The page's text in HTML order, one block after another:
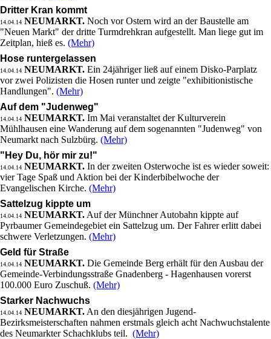
Dritter Kran kommt
14.04.14 NEUMARKT. Noch vor Ostern wird an der Baustelle am
"Neuen Markt" der dritte Turmdrehkran aufgestellt. Man liege gut im
Zeitplan, hieß es. (Mehr)
Hose runtergelassen
14.04.14 NEUMARKT. Ein 24jähriger ließ auf einem Disko-Parplatz
vor zwei Polizisten die Hosen runter und zeigte "exhibitionistische
Handlungen". (Mehr)
Auf dem "Judenweg"
14.04.14 NEUMARKT. Im Mai veranstaltet der Kulturverein
Mühlhausen eine Wanderung auf dem sogenannten "Judenweg" von
Neumarkt nach Sulzbürg. (Mehr)
"Hey Du, hör mir zu!"
14.04.14 NEUMARKT. In der zweiten Osterwoche ist es wieder soweit:
vier Tage Spaß und Aktion bei der Kinderbibelwoche der
Evangelischen Kirche. (Mehr)
Sattelzug kippte um
14.04.14 NEUMARKT. Auf der Münchner Autobahn kippte auf
Pyrbaumer Gemeindegebiet ein Sattelzug um. Der Fahrer erlitt dabei
schwere Verletzungen. (Mehr)
Geld für Straße
14.04.14 NEUMARKT. Die Gemeinde Berg erhält für den Ausbau der
Gemeinde-Verbindungsstraße Gnadenberg - Hagenhausen vorerst
100.000 Euro Zuschuß. (Mehr)
Starker Nachwuchs
14.04.14 NEUMARKT. An den diesjährigen Jugend-
Bezirksmeisterschaften nahmen erstmals gleich acht Nachwuchstalente
des Neumarkter Schachklubs teil. (Mehr)